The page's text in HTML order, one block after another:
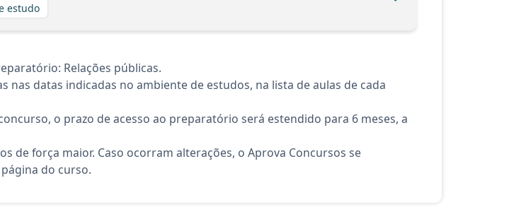
estudo
Relações públicas.
datas indicadas no ambiente de estudos, na lista de aulas de cada
o prazo de acesso ao preparatório será estendido para 6 meses, a
força maior. Caso ocorram alterações, o Aprova Concursos se
do curso.